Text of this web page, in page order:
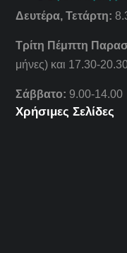
Δευτέρα, Τετάρτη:
Τρίτη Πέμπτη
μήνες) και 17.30-
Σάββατο: 9.00-14.00
Χρήσιμες Σελίδες